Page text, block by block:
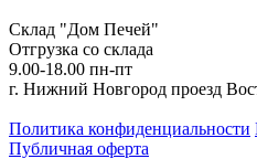
Склад "Дом Печей"
Отгрузка со склада
9.00-18.00 пн-пт
г. Нижний Новгород проезд
Политика конфиденциальности
Публичная оферта